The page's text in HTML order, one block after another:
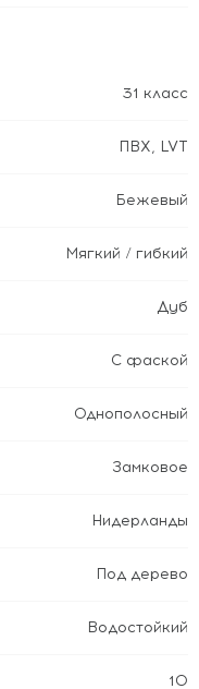
31 класс
ПВХ, LVT
Бежевый
Мягкий / гибкий
Дуб
С фаской
Однополосный
Замковое
Нидерланды
Под дерево
Водостойкий
10